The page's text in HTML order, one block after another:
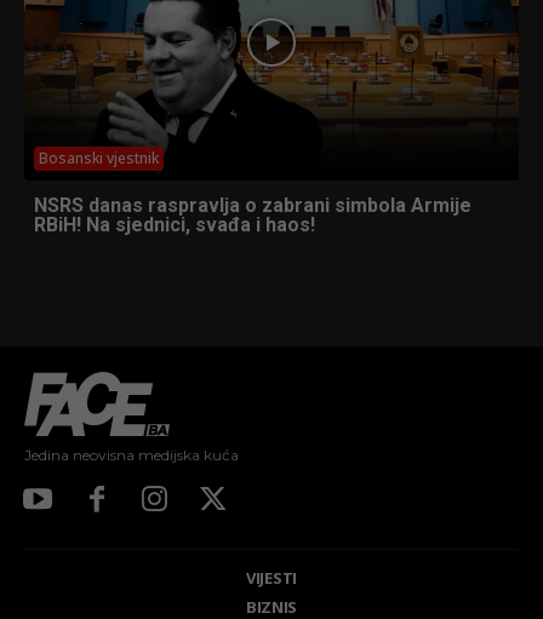
Bosanski vjestnik
NSRS danas raspravlja o zabrani simbola Armije
RBiH! Na sjednici, svađa i haos!
Jedina neovisna medijska kuća
VIJESTI
BIZNIS